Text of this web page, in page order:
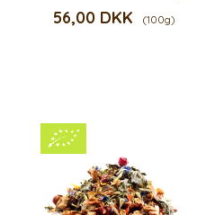
56,00 DKK (100g)